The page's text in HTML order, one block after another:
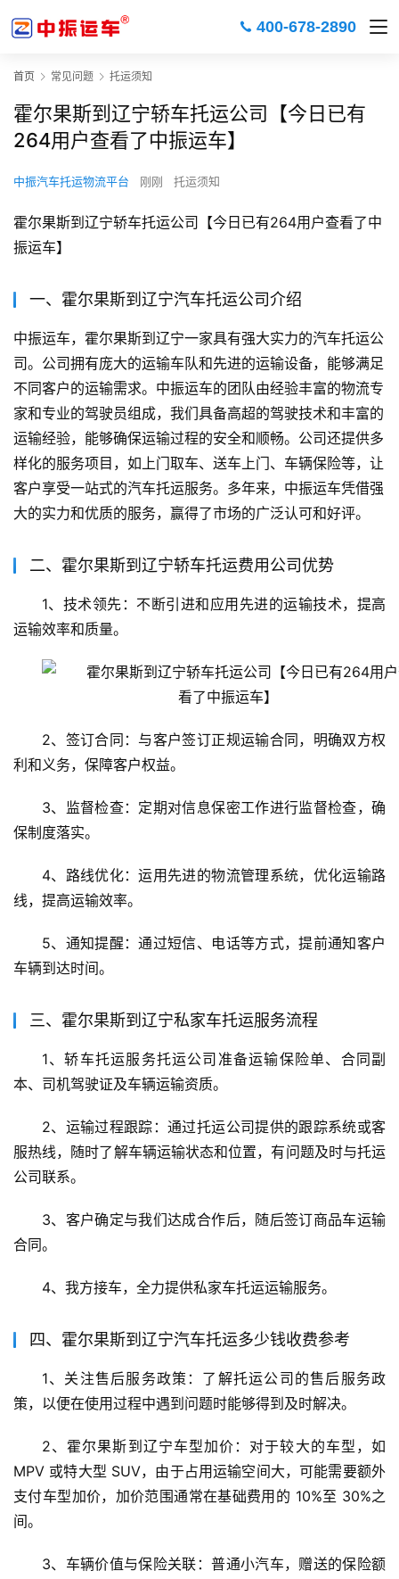
400-678-2890
首页 常见问题 托运须知
霍尔果斯到辽宁轿车托运公司【今日已有
264用户查看了中振运车】
中振汽车托运物流平台 刚刚 托运须知
霍尔果斯到辽宁轿车托运公司【今日已有264用户查看了中
振运车】
一、霍尔果斯到辽宁汽车托运公司介绍
中振运车，霍尔果斯到辽宁一家具有强大实力的汽车托运公
司。公司拥有庞大的运输车队和先进的运输设备，能够满足
不同客户的运输需求。中振运车的团队由经验丰富的物流专
家和专业的驾驶员组成，我们具备高超的驾驶技术和丰富的
运输经验，能够确保运输过程的安全和顺畅。公司还提供多
样化的服务项目，如上门取车、送车上门、车辆保险等，让
客户享受一站式的汽车托运服务。多年来，中振运车凭借强
大的实力和优质的服务，赢得了市场的广泛认可和好评。
二、霍尔果斯到辽宁轿车托运费用公司优势
1、技术领先：不断引进和应用先进的运输技术，提高
运输效率和质量。
2、签订合同：与客户签订正规运输合同，明确双方权
利和义务，保障客户权益。
3、监督检查：定期对信息保密工作进行监督检查，确
保制度落实。
4、路线优化：运用先进的物流管理系统，优化运输路
线，提高运输效率。
5、通知提醒：通过短信、电话等方式，提前通知客户
车辆到达时间。
三、霍尔果斯到辽宁私家车托运服务流程
1、轿车托运服务托运公司准备运输保险单、合同副
本、司机驾驶证及车辆运输资质。
2、运输过程跟踪：通过托运公司提供的跟踪系统或客
服热线，随时了解车辆运输状态和位置，有问题及时与托运
公司联系。
3、客户确定与我们达成合作后，随后签订商品车运输
合同。
4、我方接车，全力提供私家车托运运输服务。
四、霍尔果斯到辽宁汽车托运多少钱收费参考
1、关注售后服务政策：了解托运公司的售后服务政
策，以便在使用过程中遇到问题时能够得到及时解决。
2、霍尔果斯到辽宁车型加价：对于较大的车型，如
MPV 或特大型 SUV，由于占用运输空间大，可能需要额外
支付车型加价，加价范围通常在基础费用的 10%至 30%之
间。
3、车辆价值与保险关联：普通小汽车，赠送的保险额